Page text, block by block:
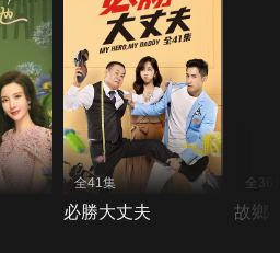
全41集
必勝大丈夫
全36
故鄉